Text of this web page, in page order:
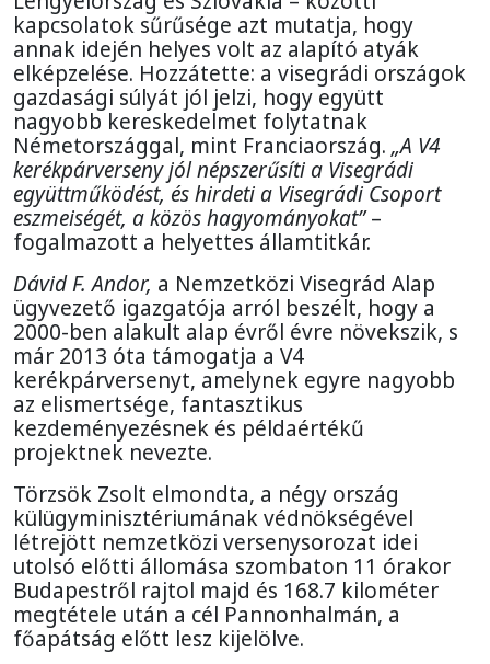
kapcsolatok sűrűsége azt mutatja, hogy
annak idején helyes volt az alapító atyák
elképzelése. Hozzátette: a visegrádi országok
gazdasági súlyát jól jelzi, hogy együtt
nagyobb kereskedelmet folytatnak
Németországgal, mint Franciaország. „A V4
kerékpárverseny jól népszerűsíti a Visegrádi
együttműködést, és hirdeti a Visegrádi Csoport
eszmeiségét, a közös hagyományokat”–
fogalmazott a helyettes államtitkár.
Dávid F. Andor, a Nemzetközi Visegrád Alap
ügyvezető igazgatója arról beszélt, hogy a
2000-ben alakult alap évről évre növekszik, s
már 2013 óta támogatja a V4
kerékpárversenyt, amelynek egyre nagyobb
az elismertsége, fantasztikus
kezdeményezésnek és példaértékű
projektnek nevezte.
Törzsök Zsolt elmondta, a négy ország
külügyminisztériumának védnökségével
létrejött nemzetközi versenysorozat idei
utolsó előtti állomása szombaton 11 órakor
Budapestről rajtol majd és 168.7 kilométer
megtétele után a cél Pannonhalmán, a
főapátság előtt lesz kijelölve.